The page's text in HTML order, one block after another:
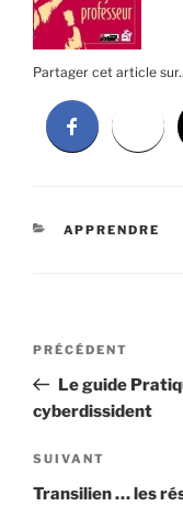
Partager cet article
CATÉGORIES
APPRENDRE
Navigation
l’article
Article
précédent
PRÉCÉDENT
Le guide
cyberdissident
Article
suivant
SUIVANT
Transilien … les